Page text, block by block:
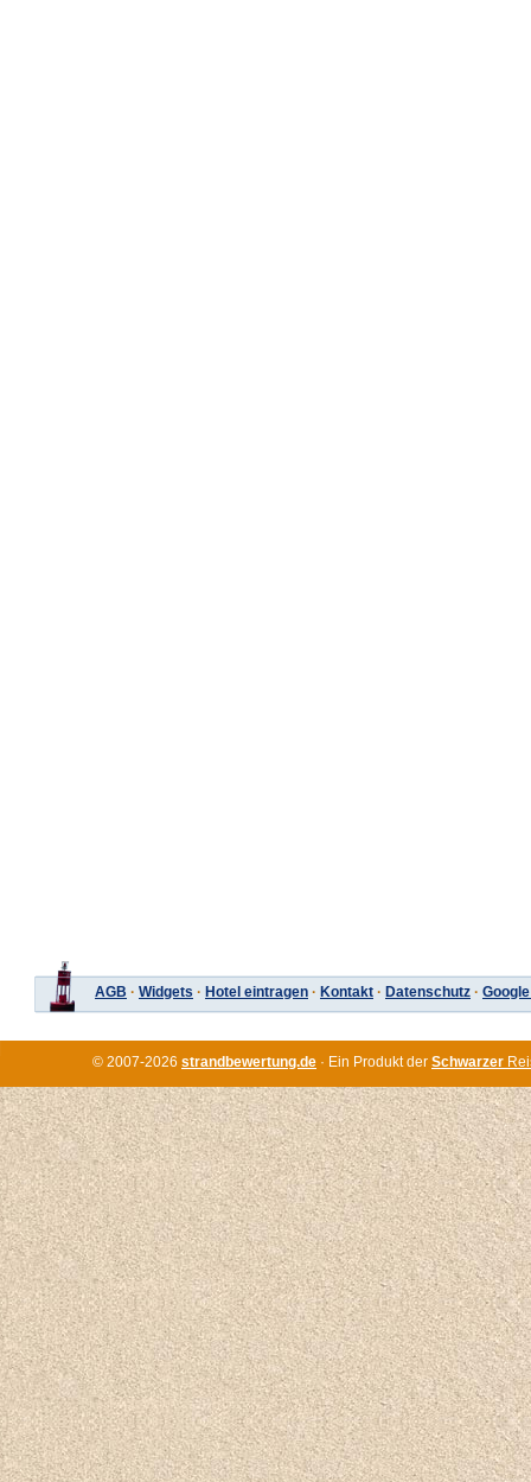
AGB · Widgets · Hotel eintragen · Kontakt · Datenschutz ·
© 2007-2026 strandbewertung.de · Ein Produkt der Schwarzer